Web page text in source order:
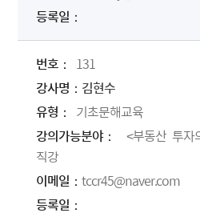
131
김현수
기초문해교육
<부동산 투자
직강
tccr45@naver.com